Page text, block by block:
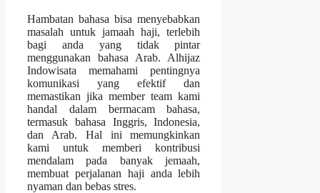
Hambatan bahasa bisa menyebabkan
masalah untuk jamaah haji, terlebih
bagi anda yang tidak pintar
menggunakan bahasa Arab. Alhijaz
Indowisata memahami pentingnya
komunikasi yang efektif dan
memastikan jika member team kami
handal dalam bermacam bahasa,
termasuk bahasa Inggris, Indonesia,
dan Arab. Hal ini memungkinkan
kami untuk memberi kontribusi
mendalam pada banyak jemaah,
membuat perjalanan haji anda lebih
nyaman dan bebas stres.